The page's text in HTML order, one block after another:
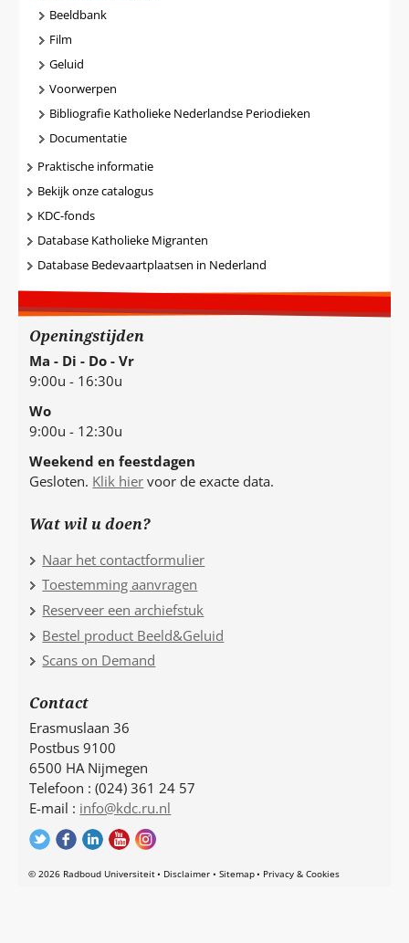
Beeldbank
Film
Geluid
Voorwerpen
Bibliografie Katholieke Nederlandse Periodieken
Documentatie
Praktische informatie
Bekijk onze catalogus
KDC-fonds
Database Katholieke Migranten
Database Bedevaartplaatsen in Nederland
Openingstijden
Ma - Di - Do - Vr
9:00u - 16:30u
Wo
9:00u - 12:30u
Weekend en feestdagen
Gesloten. Klik hier voor de exacte data.
Wat wil u doen?
Naar het contactformulier
Toestemming aanvragen
Reserveer een archiefstuk
Bestel product Beeld&Geluid
Scans on Demand
Contact
Erasmuslaan 36
Postbus 9100
6500 HA Nijmegen
Telefoon : (024) 361 24 57
E-mail : info@kdc.ru.nl
© 2026 Radboud Universiteit Disclaimer Sitemap Privacy & Cookies